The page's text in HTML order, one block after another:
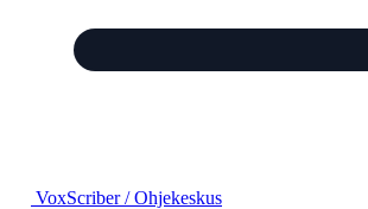
VoxScriber /Ohjekeskus